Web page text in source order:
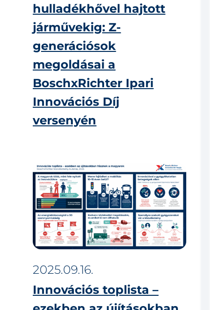
hulladékhővel hajtott
járművekig: Z-
generációsok
megoldásai a
BoschxRichter Ipari
Innovációs Díj
versenyén
2025.09.16.
Innovációs toplista –